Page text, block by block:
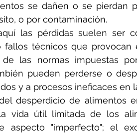
se dañen o se pierdan
o por contaminación.
las pérdidas suelen ser
fallos técnicos que provocan
las normas impuestas
pueden perderse o
y a procesos ineficaces en
desperdicio de alimentos
vida útil limitada de los
aspecto "imperfecto"; el